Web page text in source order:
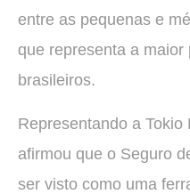
entre as pequenas e
que representa a maior
brasileiros.
Representando a
afirmou que o Seguro
ser visto como uma